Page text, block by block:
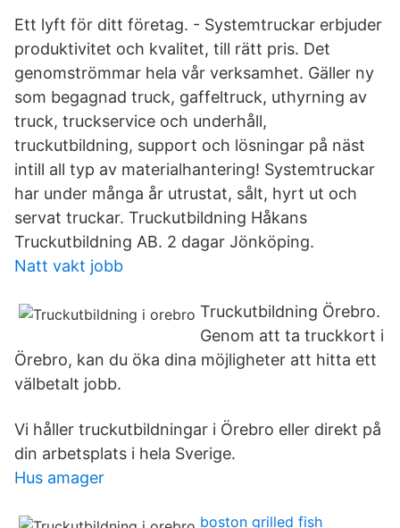
Ett lyft för ditt företag. - Systemtruckar erbjuder
produktivitet och kvalitet, till rätt pris. Det
genomströmmar hela vår verksamhet. Gäller ny
som begagnad truck, gaffeltruck, uthyrning av
truck, truckservice och underhåll,
truckutbildning, support och lösningar på näst
intill all typ av materialhantering! Systemtruckar
har under många år utrustat, sålt, hyrt ut och
servat truckar. Truckutbildning Håkans
Truckutbildning AB. 2 dagar Jönköping.
Natt vakt jobb
Truckutbildning Örebro.
Genom att ta truckkort i
Örebro, kan du öka dina möjligheter att hitta ett
välbetalt jobb.
Vi håller truckutbildningar i Örebro eller direkt på
din arbetsplats i hela Sverige.
Hus amager
boston grilled fish